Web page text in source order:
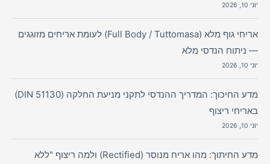
יוני 10, 2026
אריחי גוף מלא (Full Body / Tuttomasa) לעומת אריחים מזוגגים
— ניתוח הנדסי מלא
יוני 10, 2026
מדע החיכוך: המדריך ההנדסי לתקני מניעת החלקה (DIN 51130)
באריחי ריצוף
יוני 10, 2026
מדע החיתוך: מהו אריח מנוסר (Rectified) ולמה ריצוף "ללא